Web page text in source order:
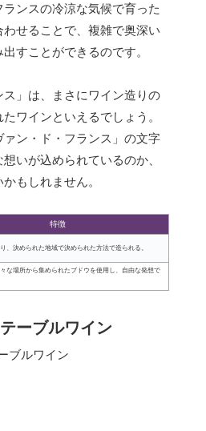
ンスの冷涼な気候で育った
せることで、複雑で奥深い
すことができるのです。
ス」は、まさにワイン造りの
ワインといえるでしょう。
ン・ド・フランス」の文字
いが込められているのか、
もしれません。
特徴
、決められた地域で決められた方法で造られる。
な場所から集められたブドウを使用し、自由な発想で
ーブルワイン